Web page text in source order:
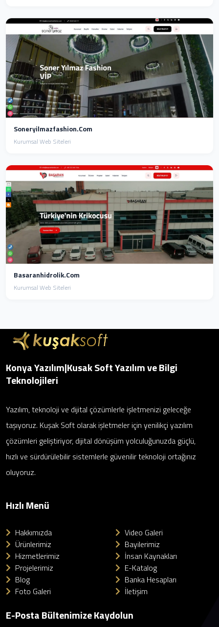
Soneryilmazfashion.com
Kurumsal Web Siteleri
Basaranhidrolik.com
Kurumsal Web Siteleri
Konya Yazılım|Kusak Soft Yazılım ve Bilgi
Teknolojileri
Yazılım, teknoloji ve dijital çözümlerle işletmenizi geleceğe
taşıyoruz. Kuşak Soft olarak işletmeler için yenilikçi yazılım
çözümleri geliştiriyor, dijital dönüşüm yolculuğunuzda güçlü,
hızlı ve sürdürülebilir sistemlerle güvenilir teknoloji ortağınız
oluyoruz.
Hızlı Menü
Hakkımızda
Ürünlerimiz
Hizmetlerimiz
Projelerimiz
Blog
Foto Galeri
Video Galeri
Bayilerimiz
İnsan Kaynakları
E-Katalog
Banka Hesapları
İletişim
E-Posta Bültenimize Kaydolun